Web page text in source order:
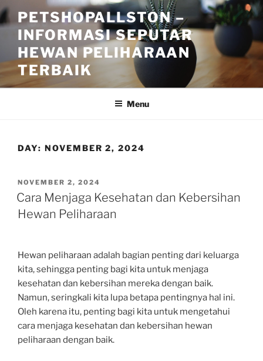
Skip
to
content
PETSHOPALLSTON –
INFORMASI SEPUTAR
HEWAN PELIHARAAN
TERBAIK
Menu
DAY: NOVEMBER 2, 2024
POSTED
ON
NOVEMBER 2, 2024
Cara Menjaga Kesehatan dan Kebersihan
Hewan Peliharaan
Hewan peliharaan adalah bagian penting dari keluarga
kita, sehingga penting bagi kita untuk menjaga
kesehatan dan kebersihan mereka dengan baik.
Namun, seringkali kita lupa betapa pentingnya hal ini.
Oleh karena itu, penting bagi kita untuk mengetahui
cara menjaga kesehatan dan kebersihan hewan
peliharaan dengan baik.